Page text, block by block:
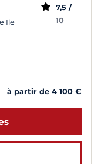
Ile
7,5 /
10
à partir de 4 100 €